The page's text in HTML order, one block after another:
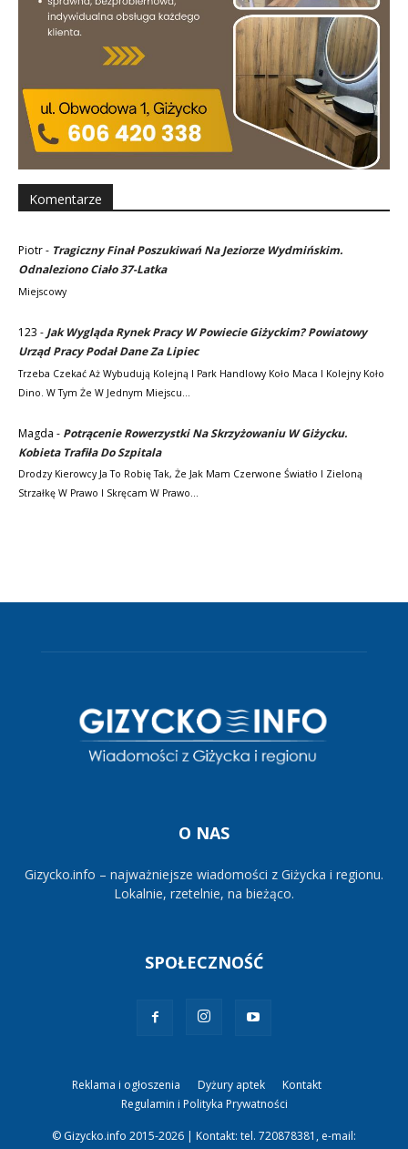
Komentarze
Piotr- Tragiczny Finał Poszukiwań Na Jeziorze Wydmińskim.
Odnaleziono Ciało 37-Latka
Miejscowy
123 - Jak Wygląda Rynek Pracy W Powiecie Giżyckim? Powiatowy
Urząd Pracy Podał Dane Za Lipiec
Trzeba Czekać Aż Wybudują Kolejną I Park Handlowy Koło Maca I Kolejny Koło
Dino. W Tym Że W Jednym Miejscu…
Magda - Potrącenie Rowerzystki Na Skrzyżowaniu W Giżycku.
Kobieta Trafiła Do Szpitala
Drodzy Kierowcy Ja To Robię Tak, Że Jak Mam Czerwone Światło I Zieloną
Strzałkę W Prawo I Skręcam W Prawo…
O NAS
Gizycko.info – najważniejsze wiadomości z Giżycka i regionu.
Lokalnie, rzetelnie, na bieżąco.
SPOŁECZNOŚĆ
Reklama i ogłoszenia Dyżury aptek
Kontakt
Regulamin i Polityka Prywatności
© Gizycko.info 2015-2026 | Kontakt: tel. 720878381, e-mail: